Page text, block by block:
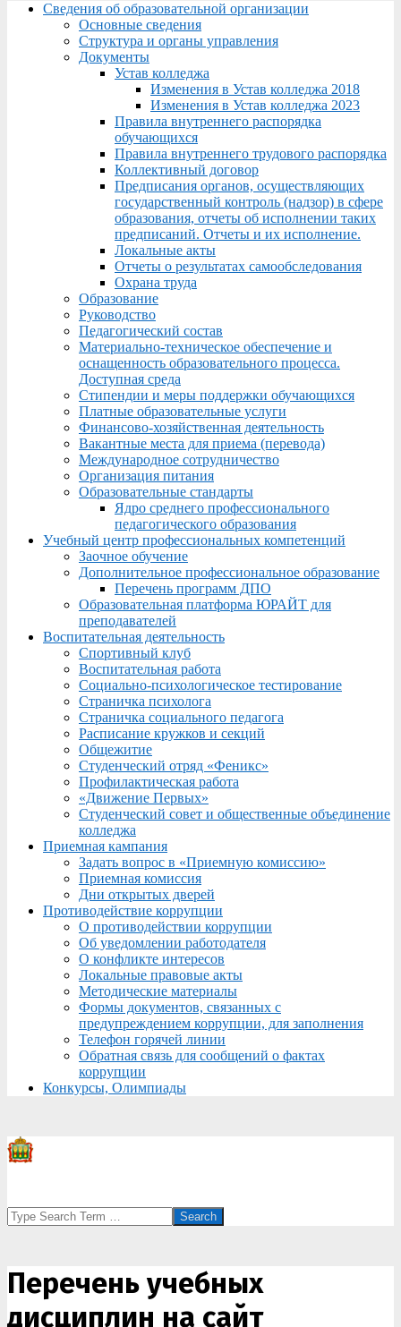
Menu
Сведения об образовательной организации
Основные сведения
Структура и органы управления
Документы
Устав колледжа
Изменения в Устав колледжа 2018
Изменения в Устав колледжа 2023
Правила внутреннего распорядка
обучающихся
Правила внутреннего трудового распорядка
Коллективный договор
Предписания органов, осуществляющих
государственный контроль (надзор) в сфере
образования, отчеты об исполнении таких
предписаний. Отчеты и их исполнение.
Локальные акты
Отчеты о результатах самообследования
Охрана труда
Образование
Руководство
Педагогический состав
Материально-техническое обеспечение и
оснащенность образовательного процесса.
Доступная среда
Стипендии и меры поддержки обучающихся
Платные образовательные услуги
Финансово-хозяйственная деятельность
Вакантные места для приема (перевода)
Международное сотрудничество
Организация питания
Образовательные стандарты
Ядро среднего профессионального
педагогического образования
Учебный центр профессиональных компетенций
Заочное обучение
Дополнительное профессиональное образование
Перечень программ ДПО
Образовательная платформа ЮРАЙТ для
преподавателей
Воспитательная деятельность
Спортивный клуб
Воспитательная работа
Социально-психологическое тестирование
Страничка психолога
Страничка социального педагога
Расписание кружков и секций
Общежитие
Студенческий отряд «Феникс»
Профилактическая работа
«Движение Первых»
Студенческий совет и общественные объединение
колледжа
Приемная кампания
Задать вопрос в «Приемную комиссию»
Приемная комиссия
Дни открытых дверей
Противодействие коррупции
О противодействии коррупции
Об уведомлении работодателя
О конфликте интересов
Локальные правовые акты
Методические материалы
Формы документов, связанных с
предупреждением коррупции, для заполнения
Телефон горячей линии
Обратная связь для сообщений о фактах
коррупции
Конкурсы, Олимпиады
Search
Перечень учебных
дисциплин на сайт